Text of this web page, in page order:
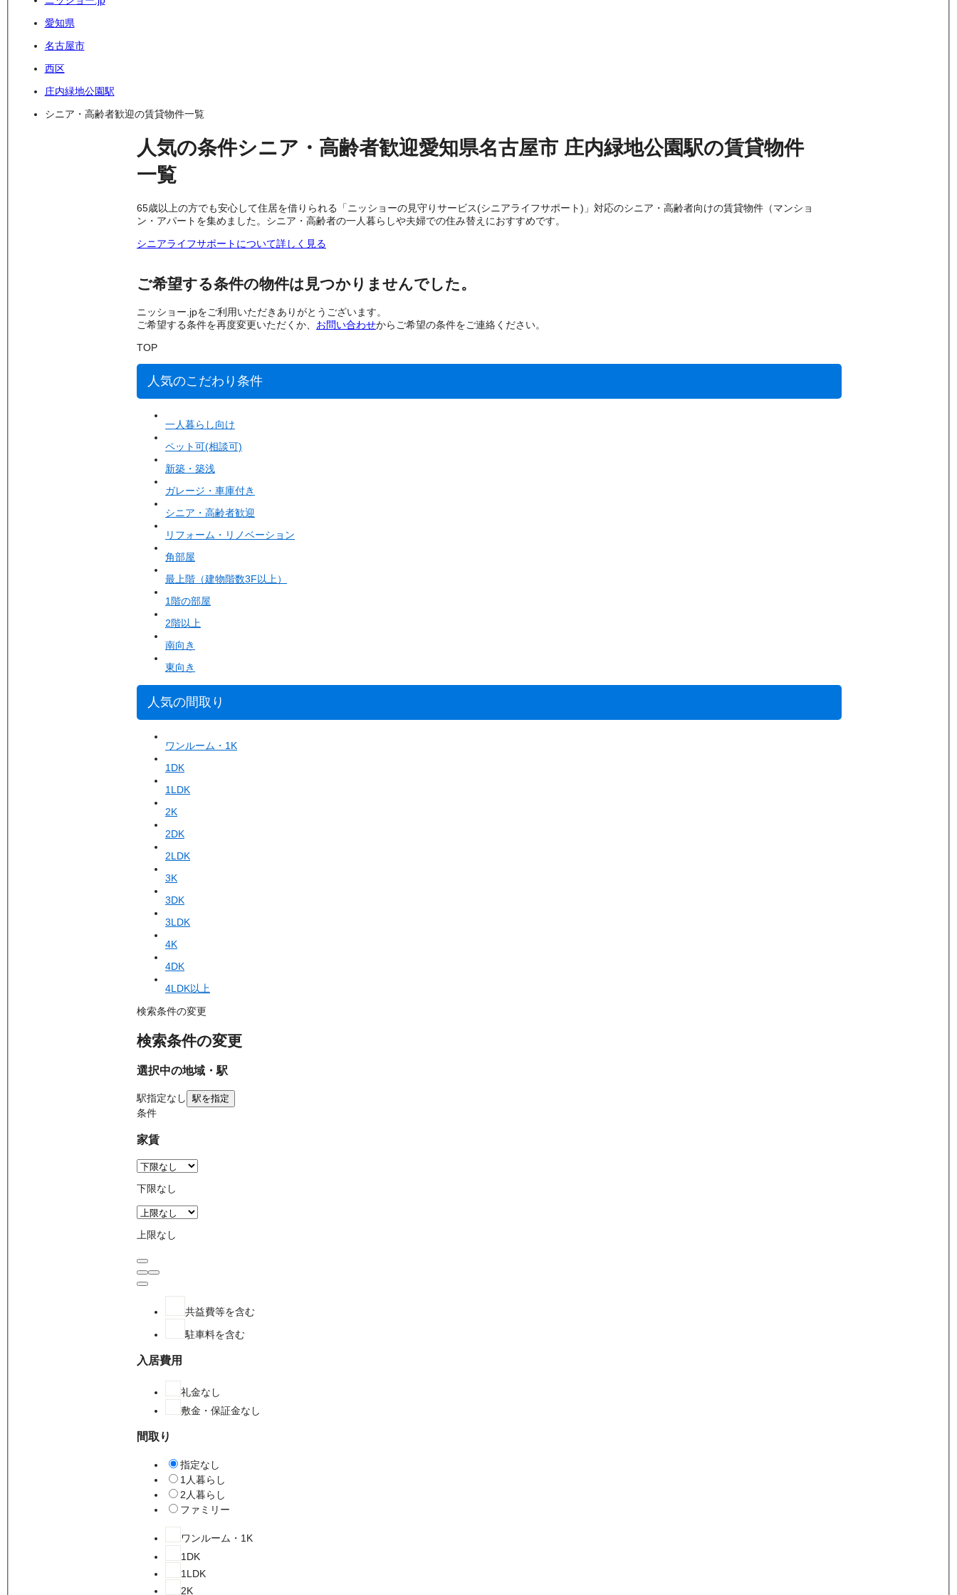
愛知県
名古屋市
西区
庄内緑地公園駅
シニア・高齢者歓迎の賃貸物件一覧
人気の条件シニア・高齢者歓迎愛知県名古屋市 庄内緑地公園駅の賃貸物件
一覧
65歳以上の方でも安心して住居を借りられる「ニッショーの見守りサービス(シニアライフサポート)」対応のシニア・高齢者向けの賃貸物件（マンショ
ン・アパートを集めました。シニア・高齢者の一人暮らしや夫婦での住み替えにおすすめです。
シニアライフサポートについて詳しく見る
ご希望する条件の物件は見つかりませんでした。
ニッショー.jpをご利用いただきありがとうございます。
ご希望する条件を再度変更いただくか、 お問い合わせからご希望の条件をご連絡ください。
TOP
人気のこだわり条件
一人暮らし向け
ペット可(相談可)
新築・築浅
ガレージ・車庫付き
シニア・高齢者歓迎
リフォーム・リノベーション
角部屋
最上階（建物階数3F以上）
1階の部屋
2階以上
南向き
東向き
人気の間取り
ワンルーム・1K
1DK
1LDK
2K
2DK
2LDK
3K
3DK
3LDK
4K
4DK
4LDK以上
検索条件の変更
検索条件の変更
選択中の地域・駅
駅指定なし 駅を指定
条件
家賃
下限なし
上限なし
共益費等を含む
駐車料を含む
入居費用
礼金なし
敷金・保証金なし
間取り
指定なし
1人暮らし
2人暮らし
ファミリー
ワンルーム・1K
1DK
1LDK
2K